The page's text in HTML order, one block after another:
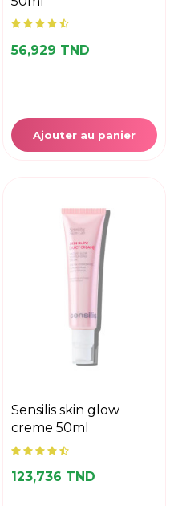
56,929 TND
Ajouter au panier
sensilis skin glow
creme 50ml
123,736 TND